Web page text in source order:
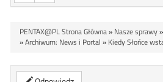
PENTAX@PL Strona Główna» Nasze sprawy»
»Archiwum: News i Portal » Kiedy Słońce